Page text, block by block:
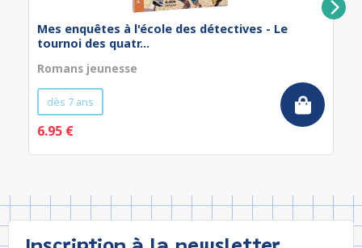
Mes enquêtes à l'école des détectives - Le
tournoi des quatr...
Romans jeunesse
dès 7 ans
6.95 €